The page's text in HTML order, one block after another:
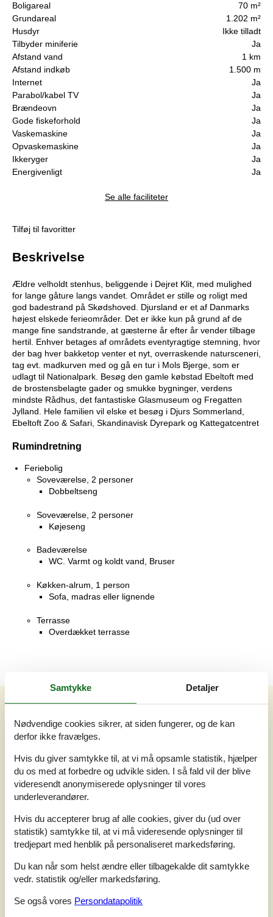
Boligareal
70 m²
Grundareal
1.202 m²
Husdyr
Ikke tilladt
Tilbyder miniferie
Ja
Afstand vand
1 km
Afstand indkøb
1.500 m
Internet
Ja
Parabol/kabel TV
Ja
Brændeovn
Ja
Gode fiskeforhold
Ja
Vaskemaskine
Ja
Opvaskemaskine
Ja
Ikkeryger
Ja
Energivenligt
Ja
Se alle faciliteter
Tilføj til favoritter
Beskrivelse
Ældre velholdt stenhus, beliggende i Dejret Klit, med mulighed
for lange gåture langs vandet. Området er stille og roligt med
god badestrand på Skødshoved. Djursland er et af Danmarks
højest elskede ferieområder. Det er ikke kun på grund af de
mange fine sandstrande, at gæsterne år efter år vender tilbage
hertil. Enhver betages af områdets eventyragtige stemning, hvor
der bag hver bakketop venter et nyt, overraskende natursceneri,
tag evt. madkurven med og gå en tur i Mols Bjerge, som er
udlagt til Nationalpark. Besøg den gamle købstad Ebeltoft med
de brostensbelagte gader og smukke bygninger, verdens
mindste Rådhus, det fantastiske Glasmuseum og Fregatten
Jylland. Hele familien vil elske et besøg i Djurs Sommerland,
Ebeltoft Zoo & Safari, Skandinavisk Dyrepark og Kattegatcentret
Rumindretning
Feriebolig
Soveværelse, 2 personer
Dobbeltseng
Soveværelse, 2 personer
Køjeseng
Badeværelse
WC. Varmt og koldt vand, Bruser
Køkken-alrum, 1 person
Sofa, madras eller lignende
Terrasse
Overdækket terrasse
Vores gæsteanmeldelserVores gæsteanmeldelser
2,0
Vurderet d. 15-02-2026
5
3
2
1
Kommentarer
1 vurdering har kommentar på dansk.
Samtykke Detaljer
Nødvendige cookies sikrer, at siden fungerer, og de kan
derfor ikke fravælges.
Hvis du giver samtykke til, at vi må opsamle statistik, hjælper
du os med at forbedre og udvikle siden. I så fald vil der blive
videresendt anonymiserede oplysninger til vores
underleverandører.
Hvis du accepterer brug af alle cookies, giver du (ud over
statistik) samtykke til, at vi må videresende oplysninger til
tredjepart med henblik på personaliseret markedsføring.
Du kan når som helst ændre eller tilbagekalde dit samtykke
vedr. statistik og/eller markedsføring.
Se også vores Persondatapolitik